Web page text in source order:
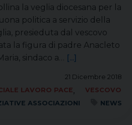
la veglia diocesana per la
politica a servizio della
presieduta dal vescovo
la figura di padre Anacleto
sindaco a… [...]
21 Dicembre 2018
LAVORO PACE,
VESCOVO
ASSOCIAZIONI
NEWS